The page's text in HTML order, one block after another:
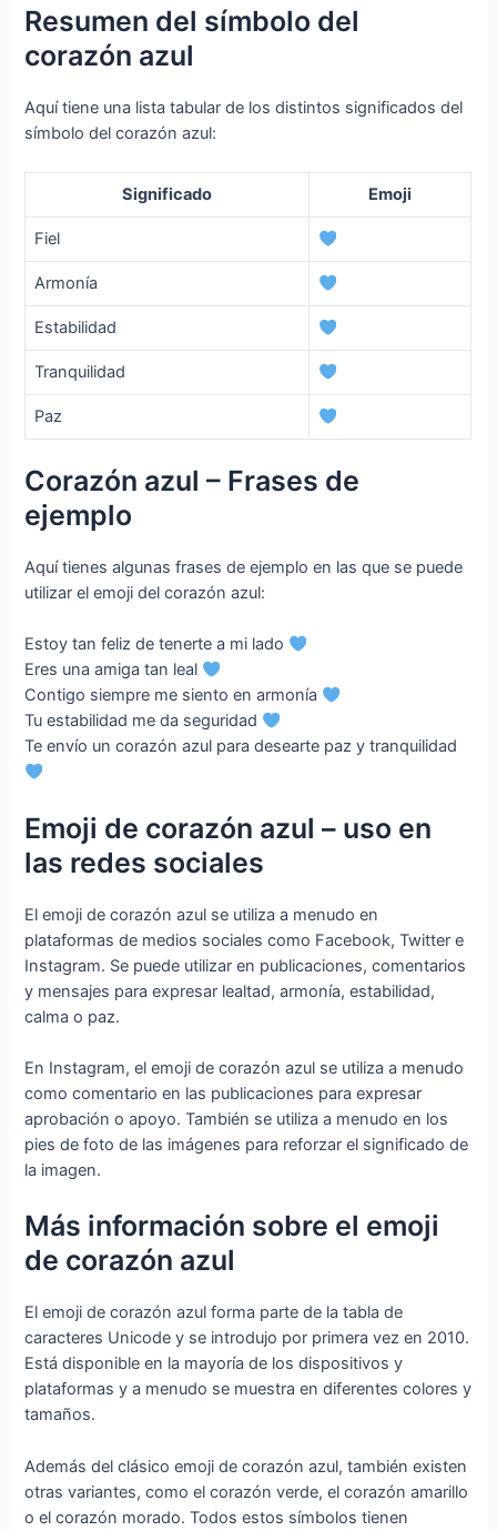
Resumen del símbolo del
corazón azul
Aquí tiene una lista tabular de los distintos significados del
símbolo del corazón azul:
Significado Emoji
Fiel
Armonía
Estabilidad
Tranquilidad
Paz
Corazón azul – Frases de
ejemplo
Aquí tienes algunas frases de ejemplo en las que se puede
utilizar el emoji del corazón azul:
Estoy tan feliz de tenerte a mi lado
Eres una amiga tan leal
Contigo siempre me siento en armonía
Tu estabilidad me da seguridad
Te envío un corazón azul para desearte paz y tranquilidad
Emoji de corazón azul – uso en
las redes sociales
El emoji de corazón azul se utiliza a menudo en
plataformas de medios sociales como Facebook, Twitter e
Instagram. Se puede utilizar en publicaciones, comentarios
y mensajes para expresar lealtad, armonía, estabilidad,
calma o paz.
En Instagram, el emoji de corazón azul se utiliza a menudo
como comentario en las publicaciones para expresar
aprobación o apoyo. También se utiliza a menudo en los
pies de foto de las imágenes para reforzar el significado de
la imagen.
Más información sobre el emoji
de corazón azul
El emoji de corazón azul forma parte de la tabla de
caracteres Unicode y se introdujo por primera vez en 2010.
Está disponible en la mayoría de los dispositivos y
plataformas y a menudo se muestra en diferentes colores y
tamaños.
Además del clásico emoji de corazón azul, también existen
otras variantes, como el corazón verde, el corazón amarillo
o el corazón morado. Todos estos símbolos tienen